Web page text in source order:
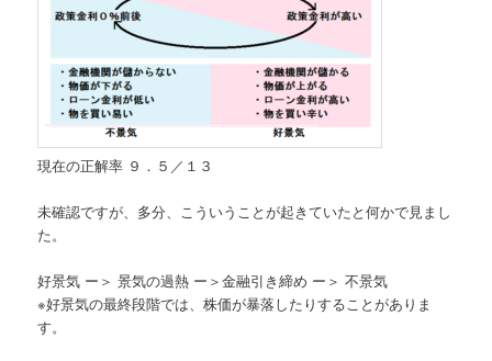
現在の正解率 ９．５／１３
未確認ですが、多分、こういうことが起きていたと何かで見まし
た。
好景気 ー＞ 景気の過熱 ー＞金融引き締め ー＞ 不景気
※好景気の最終段階では、株価が暴落したりすることがありま
す。